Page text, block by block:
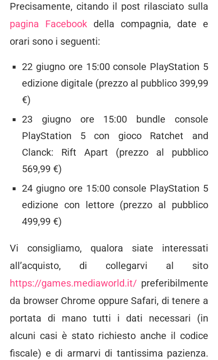
Precisamente, citando il post rilasciato sulla
pagina Facebook della compagnia, date e
orari sono i seguenti:
22 giugno ore 15:00 console PlayStation 5
edizione digitale (prezzo al pubblico 399,99
€)
23 giugno ore 15:00 bundle console
PlayStation 5 con gioco Ratchet and
Clanck: Rift Apart (prezzo al pubblico
569,99 €)
24 giugno ore 15:00 console PlayStation 5
edizione con lettore (prezzo al pubblico
499,99 €)
Vi consigliamo, qualora siate interessati
all’acquisto, di collegarvi al sito
https://games.mediaworld.it/ preferibilmente
da browser Chrome oppure Safari, di tenere a
portata di mano tutti i dati necessari (in
alcuni casi è stato richiesto anche il codice
fiscale) e di armarvi di tantissima pazienza.